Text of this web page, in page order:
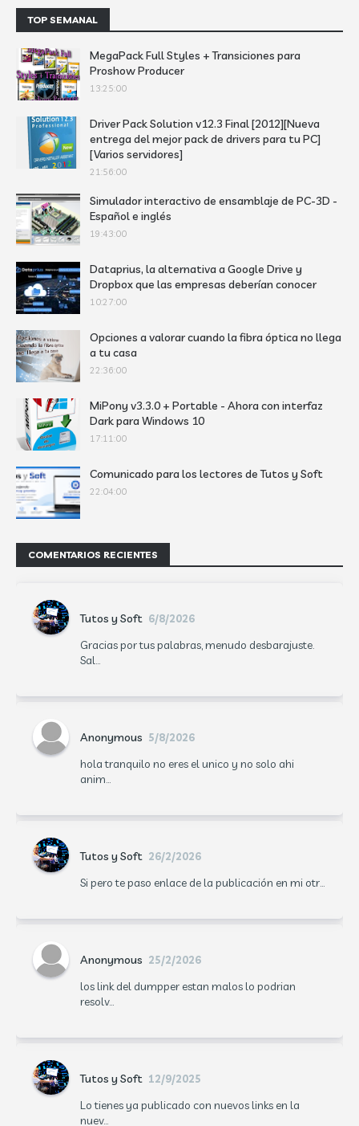
TOP SEMANAL
MegaPack Full Styles + Transiciones para
Proshow Producer
13:25:00
Driver Pack Solution v12.3 Final [2012][Nueva
entrega del mejor pack de drivers para tu PC]
[Varios servidores]
21:56:00
Simulador interactivo de ensamblaje de PC-3D -
Español e inglés
19:43:00
Dataprius, la alternativa a Google Drive y
Dropbox que las empresas deberían conocer
10:27:00
Opciones a valorar cuando la fibra óptica no llega
a tu casa
22:36:00
MiPony v3.3.0 + Portable - Ahora con interfaz
Dark para Windows 10
17:11:00
Comunicado para los lectores de Tutos y Soft
22:04:00
COMENTARIOS RECIENTES
Tutos y Soft 6/8/2026
Gracias por tus palabras, menudo desbarajuste.
Sal...
Anonymous 5/8/2026
hola tranquilo no eres el unico y no solo ahi
anim...
Tutos y Soft 26/2/2026
Si pero te paso enlace de la publicación en mi otr...
Anonymous 25/2/2026
los link del dumpper estan malos lo podrian
resolv...
Tutos y Soft 12/9/2025
Lo tienes ya publicado con nuevos links en la
nuev...